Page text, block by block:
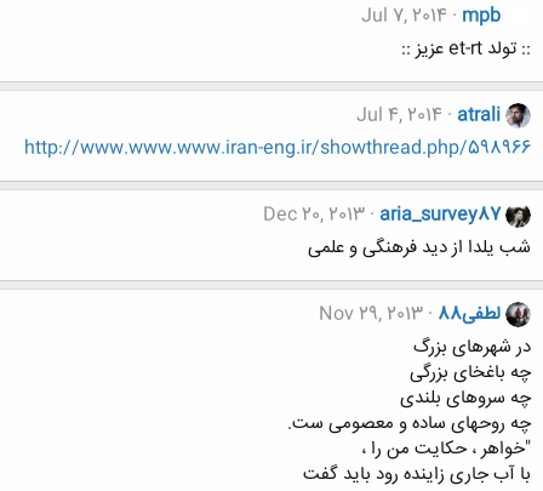
mpb
Jul 7, 2014
:: تولد et-rt عزیز ::
atrali
Jul 4, 2014
http://www.www.www.iran-eng.ir/showthread.php/598966
aria_survey87
Dec 20, 2013
شب یلدا از دید فرهنگی و علمی
لطفی88
Nov 29, 2013
در شهرهای بزرگ
چه باغخای بزرگی
چه سروهای بلندی
چه روحهای ساده و معصومی ست.
"خواهر ، حکایت من را ،
با آب جاری زاینده رود باید گفت